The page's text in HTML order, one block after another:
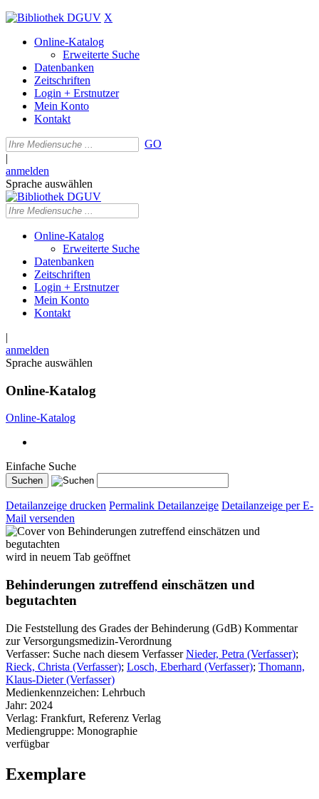
X
Online-Katalog
Erweiterte Suche
Datenbanken
Zeitschriften
Login + Erstnutzer
Mein Konto
Kontakt
GO
|
anmelden
Sprache auswählen
Online-Katalog
Erweiterte Suche
Datenbanken
Zeitschriften
Login + Erstnutzer
Mein Konto
Kontakt
|
anmelden
Sprache auswählen
Online-Katalog
Online-Katalog
Einfache Suche
Detailanzeige drucken Permalink Detailanzeige Detailanzeige per E-
Mail versenden
wird in neuem Tab geöffnet
Behinderungen zutreffend einschätzen und
begutachten
Die Feststellung des Grades der Behinderung (GdB) Kommentar
zur Versorgungsmedizin-Verordnung
Verfasser: Suche nach diesem Verfasser Nieder, Petra (Verfasser);
Rieck, Christa (Verfasser); Losch, Eberhard (Verfasser); Thomann,
Klaus-Dieter (Verfasser)
Medienkennzeichen: Lehrbuch
Jahr: 2024
Verlag: Frankfurt, Referenz Verlag
Mediengruppe: Monographie
verfügbar
Exemplare